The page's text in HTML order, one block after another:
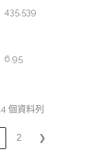
435,539
6.95
個資料列
2 ❯